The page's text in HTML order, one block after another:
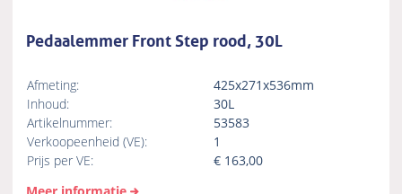
Pedaalemmer Front Step rood, 30L
Afmeting:
425x271x536mm
Inhoud:
30L
Artikelnummer:
53583
Verkoopeenheid (VE):
1
Prijs per VE:
€ 163,00